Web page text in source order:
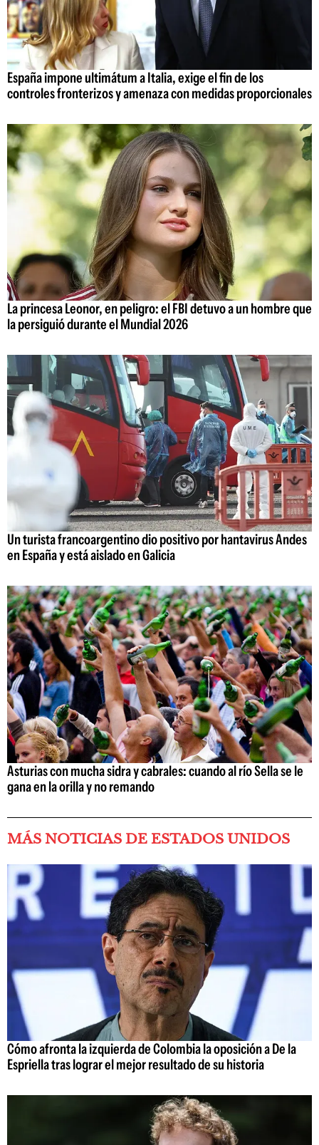
España impone ultimátum a Italia, exige el fin de los
controles fronterizos y amenaza con medidas proporcionales
La princesa Leonor, en peligro: el FBI detuvo a un hombre que
la persiguió durante el Mundial 2026
Un turista francoargentino dio positivo por hantavirus Andes
en España y está aislado en Galicia
Asturias con mucha sidra y cabrales: cuando al río Sella se le
gana en la orilla y no remando
MÁS NOTICIAS DE ESTADOS UNIDOS
Cómo afronta la izquierda de Colombia la oposición a De la
Espriella tras lograr el mejor resultado de su historia